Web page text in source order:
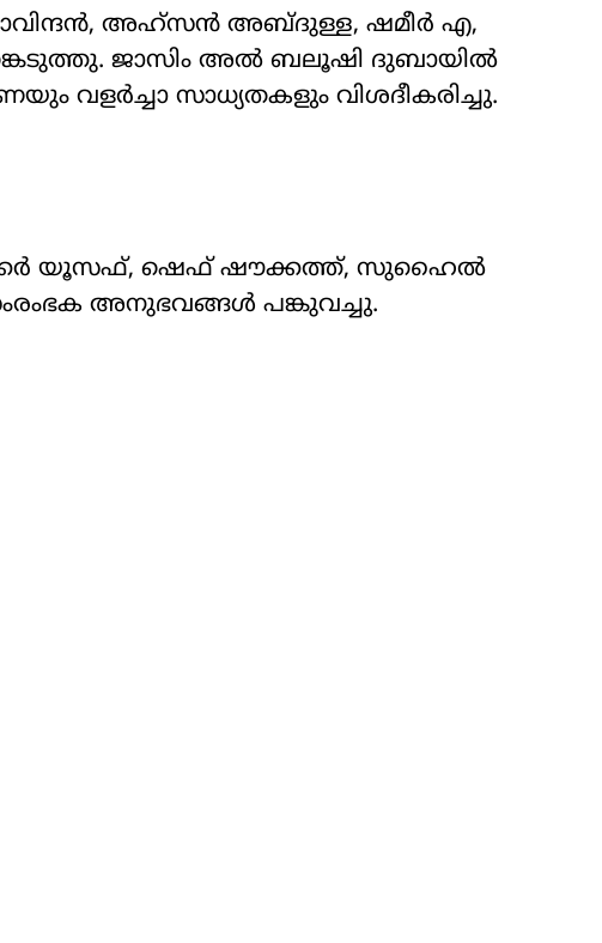
അഹ്‌സൻ അബ്ദുള്ള, ഷമീർ എ,
ജാസിം അൽ ബലൂഷി ദുബായിൽ
വളർച്ചാ സാധ്യതകളും വിശദീകരിച്ചു.
യൂസഫ്, ഷെഫ് ഷൗക്കത്ത്, സുഹൈൽ
അനുഭവങ്ങൾ പങ്കുവച്ചു.